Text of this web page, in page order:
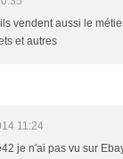
vendent aussi le
et autres
11:24
je n'ai pas vu sur